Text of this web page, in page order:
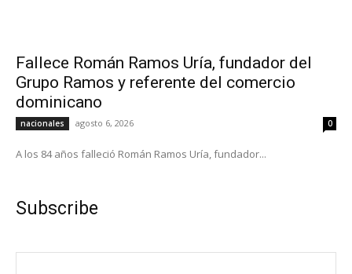
Fallece Román Ramos Uría, fundador del
Grupo Ramos y referente del comercio
dominicano
nacionales agosto 6, 2026 0
A los 84 años falleció Román Ramos Uría, fundador...
Subscribe